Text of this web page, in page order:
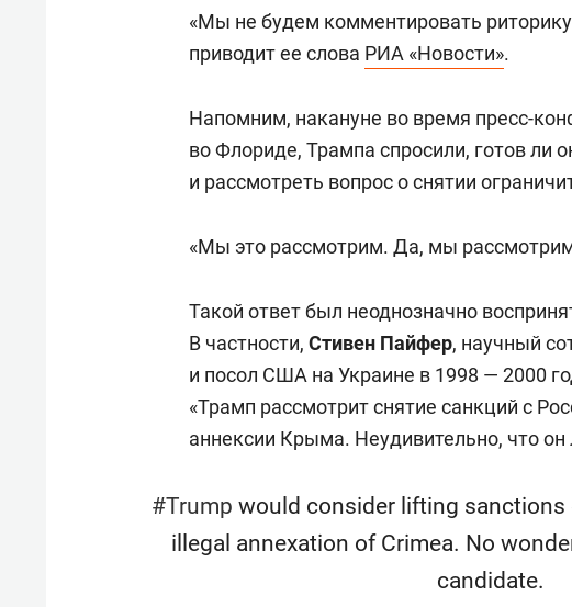
«Мы не будем комментировать
приводит ее слова РИА «Новости».
Напомним, накануне во время пресс-
во Флориде, Трампа спросили, готов ли
и рассмотреть вопрос о снятии
«Мы это рассмотрим. Да, мы
Такой ответ был неоднозначно
В частности, Стивен Пайфер, научный
и посол США на Украине в 1998 — 2000
«Трамп рассмотрит снятие санкций с
аннексии Крыма. Неудивительно, что
#Trump would consider lifting sanctions
illegal annexation of Crimea. No
candidate.